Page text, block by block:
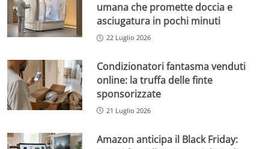
umana che promette doccia e
asciugatura in pochi minuti
22 Luglio 2026
Condizionatori fantasma venduti
online: la truffa delle finte
sponsorizzate
21 Luglio 2026
Amazon anticipa il Black Friday: